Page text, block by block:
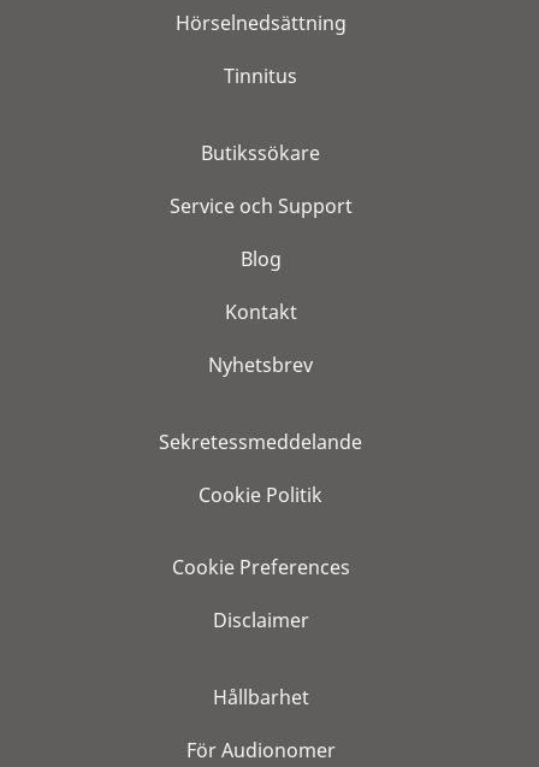
Hörselnedsättning
Tinnitus
Butikssökare
Service och Support
Blog
Kontakt
Nyhetsbrev
Sekretessmeddelande
Cookie Politik
Cookie Preferences
Disclaimer
Hållbarhet
För Audionomer